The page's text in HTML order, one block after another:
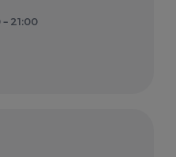
21:00